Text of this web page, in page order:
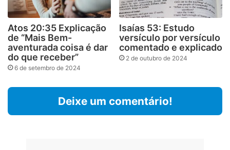
Atos 20:35 Explicação
de “Mais Bem-
aventurada coisa é dar
do que receber”
6 de setembro de 2024
Isaías 53: Estudo
versículo por versículo
comentado e explicado
2 de outubro de 2024
Deixe um comentário!